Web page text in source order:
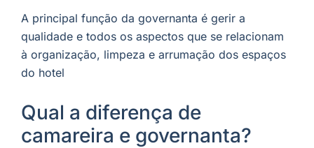
A principal função da governanta é gerir a
qualidade e todos os aspectos que se relacionam
à organização, limpeza e arrumação dos espaços
do hotel
Qual a diferença de
camareira e governanta?